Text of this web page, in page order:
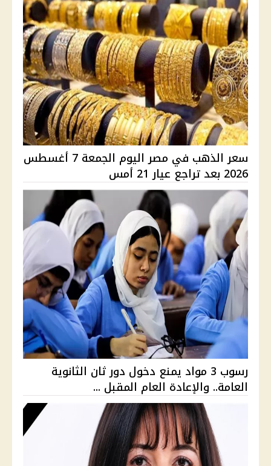
سعر الذهب في مصر اليوم الجمعة 7 أغسطس
2026 بعد تراجع عيار 21 أمس
رسوب 3 مواد يمنع دخول دور ثان الثانوية
العامة.. والإعادة العام المقبل ...